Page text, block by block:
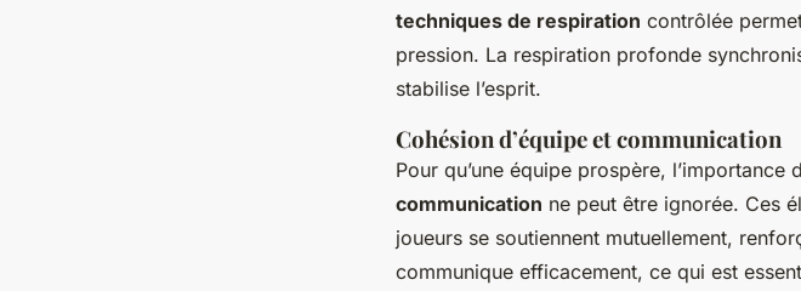
techniques de respiration contrôlée
pression. La respiration profonde
stabilise l’esprit.
Cohésion d’équipe et communication
Pour qu’une équipe prospère, l’importance
communication ne peut être ignorée. Ces
joueurs se soutiennent mutuellement,
communique efficacement, ce qui est